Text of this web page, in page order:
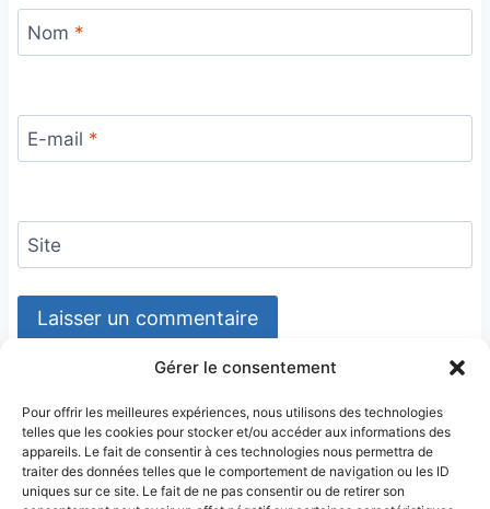
Gérer le consentement
Pour offrir les meilleures expériences, nous utilisons des technologies
telles que les cookies pour stocker et/ou accéder aux informations des
appareils. Le fait de consentir à ces technologies nous permettra de
traiter des données telles que le comportement de navigation ou les ID
uniques sur ce site. Le fait de ne pas consentir ou de retirer son
Nom *
E-mail *
Site